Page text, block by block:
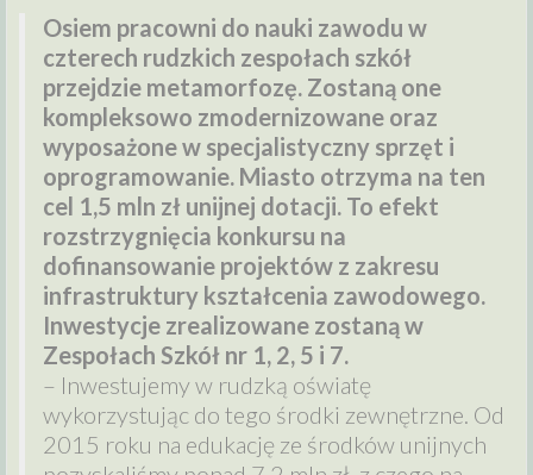
Osiem pracowni do nauki zawodu w
czterech rudzkich zespołach szkół
przejdzie metamorfozę. Zostaną one
kompleksowo zmodernizowane oraz
wyposażone w specjalistyczny sprzęt i
oprogramowanie. Miasto otrzyma na ten
cel 1,5 mln zł unijnej dotacji. To efekt
rozstrzygnięcia konkursu na
dofinansowanie projektów z zakresu
infrastruktury kształcenia zawodowego.
Inwestycje zrealizowane zostaną w
Zespołach Szkół nr 1, 2, 5 i 7.
– Inwestujemy w rudzką oświatę
wykorzystując do tego środki zewnętrzne. Od
2015 roku na edukację ze środków unijnych